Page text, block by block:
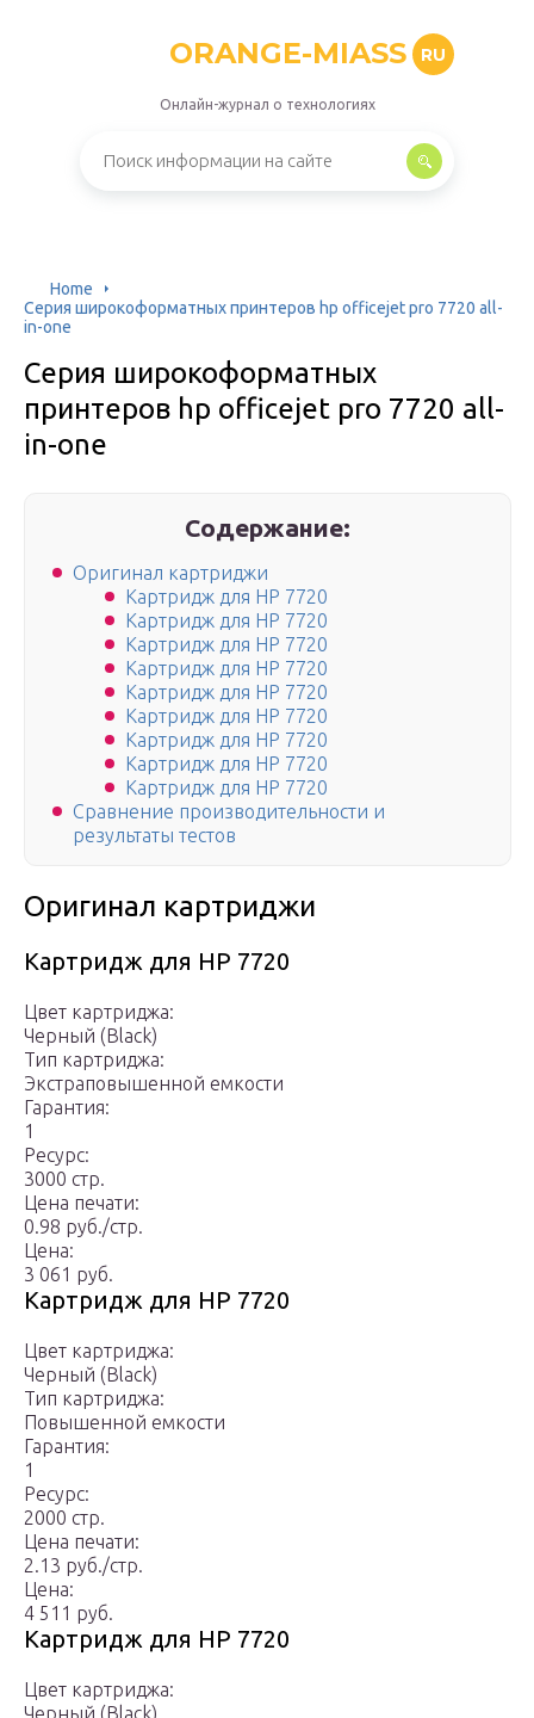
ORANGE-MIASS RU
Онлайн-журнал о технологиях
Home
Серия широкоформатных принтеров hp officejet pro 7720 all-
in-one
Серия широкоформатных
принтеров hp officejet pro 7720 all-
in-one
Содержание:
Оригинал картриджи
Картридж для HP 7720
Картридж для HP 7720
Картридж для HP 7720
Картридж для HP 7720
Картридж для HP 7720
Картридж для HP 7720
Картридж для HP 7720
Картридж для HP 7720
Картридж для HP 7720
Сравнение производительности и
результаты тестов
Оригинал картриджи
Картридж для HP 7720
Цвет картриджа:
Черный (Black)
Тип картриджа:
Экстраповышенной емкости
Гарантия:
1
Ресурс:
3000 стр.
Цена печати:
0.98 руб./стр.
Цена:
3 061 руб.
Картридж для HP 7720
Цвет картриджа:
Черный (Black)
Тип картриджа:
Повышенной емкости
Гарантия:
1
Ресурс:
2000 стр.
Цена печати:
2.13 руб./стр.
Цена:
4 511 руб.
Картридж для HP 7720
Цвет картриджа:
Черный (Black)